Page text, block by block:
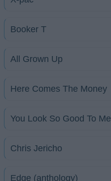
Booker T
All Grown Up
Here Comes The Money
You Look So Good To Me
Chris Jericho
Edge (anthology)